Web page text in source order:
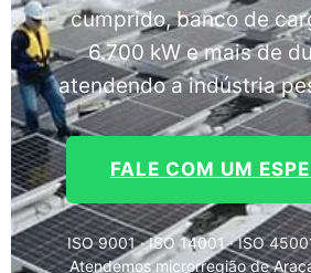
cumprido, banco de
6.700 kW e mais de
atendendo a indústria
FALE COM UM
ISO 9001 · ISO 14001 · ISO
Atendemos microrregião de